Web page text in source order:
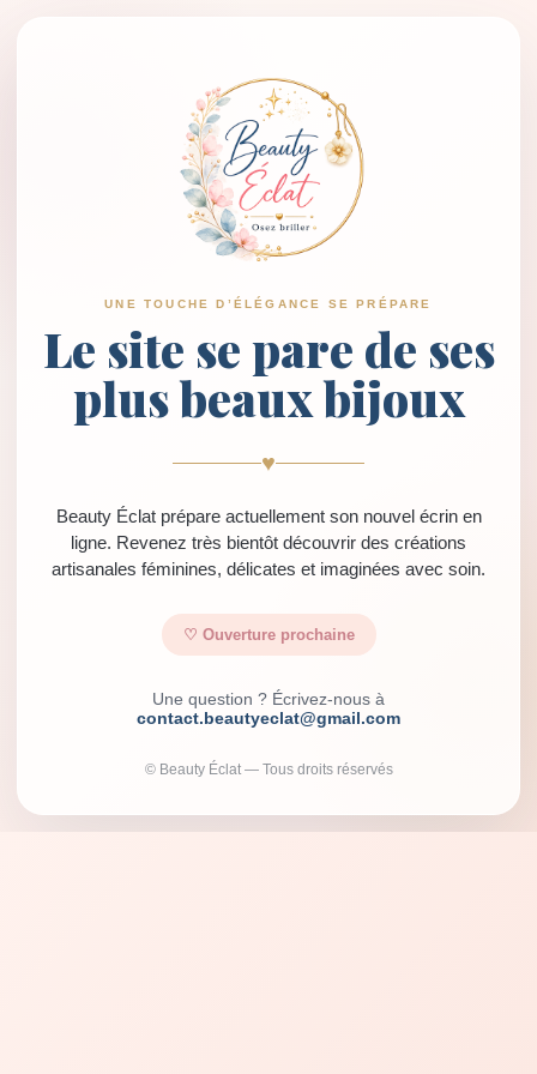
UNE TOUCHE D’ÉLÉGANCE SE PRÉPARE
Le site se pare de ses
plus beaux bijoux
♥
Beauty Éclat prépare actuellement son nouvel écrin en
ligne. Revenez très bientôt découvrir des créations
artisanales féminines, délicates et imaginées avec soin.
♡ Ouverture prochaine
Une question ? Écrivez-nous à
contact.beautyeclat@gmail.com
© Beauty Éclat — Tous droits réservés